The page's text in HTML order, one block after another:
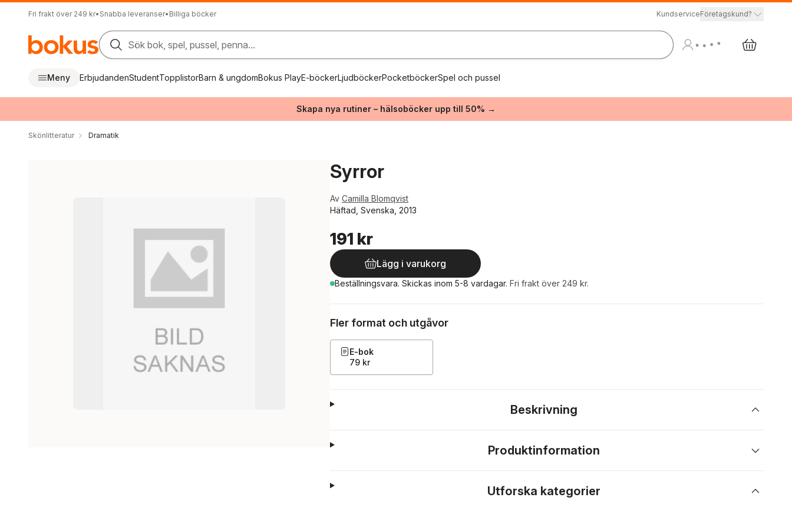
Fri frakt över 249 kr• Snabba leveranser• Billiga böcker KundserviceFöretagskund?
Sök bok, spel, pussel, penna...
Meny ErbjudandenStudentTopplistorBarn & ungdomBokus PlayE-böckerLjudböckerPocketböckerSpel och pussel
Skapa nya rutiner – hälsoböcker upp till 50% →
Skönlitteratur Dramatik
Syrror
Av Camilla Blomqvist
Häftad, Svenska, 2013
191 kr
Lägg i varukorg
Beställningsvara. Skickas inom 5-8 vardagar. Fri frakt över 249 kr.
Fler format och utgåvor
E-bok
79 kr
Beskrivning
Produktinformation
Utforska kategorier